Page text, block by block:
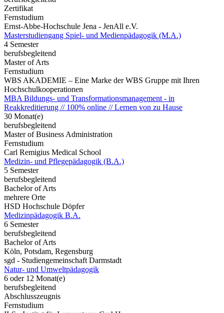
Zertifikat
Fernstudium
Ernst-Abbe-Hochschule Jena - JenAll e.V.
Masterstudiengang Spiel- und Medienpädagogik (M.A.)
4 Semester
berufsbegleitend
Master of Arts
Fernstudium
WBS AKADEMIE – Eine Marke der WBS Gruppe mit Ihren
Hochschulkooperationen
MBA Bildungs- und Transformationsmanagement - in
Reakkreditierung // 100% online // Lernen von zu Hause
30 Monat(e)
berufsbegleitend
Master of Business Administration
Fernstudium
Carl Remigius Medical School
Medizin- und Pflegepädagogik (B.A.)
5 Semester
berufsbegleitend
Bachelor of Arts
mehrere Orte
HSD Hochschule Döpfer
Medizinpädagogik B.A.
6 Semester
berufsbegleitend
Bachelor of Arts
Köln, Potsdam, Regensburg
sgd - Studiengemeinschaft Darmstadt
Natur- und Umweltpädagogik
6 oder 12 Monat(e)
berufsbegleitend
Abschlusszeugnis
Fernstudium